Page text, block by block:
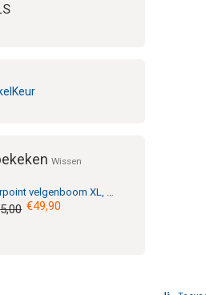
Wissen
velgenboom XL, verrijdbaar + hoes
€49,90